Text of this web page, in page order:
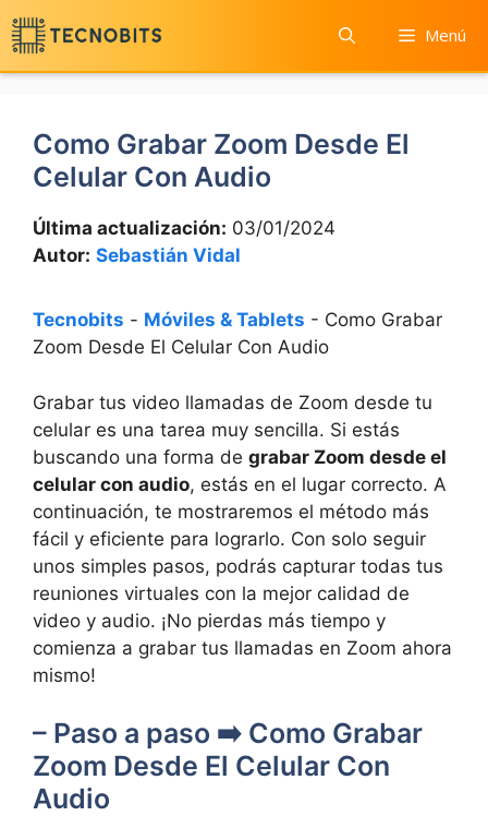
Saltar
al
contenido
Menú
Como Grabar Zoom Desde El
Celular Con Audio
Última actualización: 03/01/2024
Autor: Sebastián Vidal
Tecnobits - Móviles & Tablets - Como Grabar
Zoom Desde El Celular Con Audio
Grabar tus ⁤video llamadas⁤ de Zoom ‌desde ⁣tu
celular es una tarea muy sencilla. Si estás
buscando‍ una​ forma de grabar Zoom desde el
celular ‍con audio, estás en ‍el lugar correcto. A
continuación,⁢ te ⁤mostraremos el método​ más
⁢fácil ‍y eficiente para lograrlo. Con solo⁤ seguir
unos ⁤simples⁤ pasos, podrás capturar todas tus
reuniones⁣ virtuales‍ con la mejor calidad de‌
video y audio. ¡No pierdas‌ más tiempo y
comienza a grabar tus llamadas en Zoom ⁢ahora
mismo!
– Paso a paso ➡️ Como ‍Grabar
Zoom⁤ Desde ‌El Celular Con
Audio